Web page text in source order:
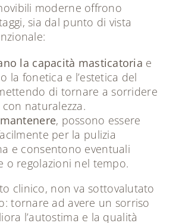
moderne offrono
sia dal punto di vista
la capacità masticatoria e
la fonetica e l’estetica del
di tornare a sorridere
naturalezza.
, possono essere
per la pulizia
e consentono eventuali
o regolazioni nel tempo.
clinico, non va sottovalutato
tornare ad avere un sorriso
l’autostima e la qualità